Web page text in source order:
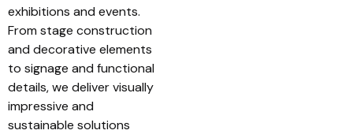
exhibitions and events.
From stage construction
and decorative elements
to signage and functional
details, we deliver visually
impressive and
sustainable solutions